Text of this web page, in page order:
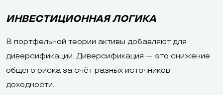
ИНВЕСТИЦИОННАЯ ЛОГИКА
В портфельной теории активы добавляют для
диверсификации. Диверсификация — это снижение
общего риска за счёт разных источников
доходности.